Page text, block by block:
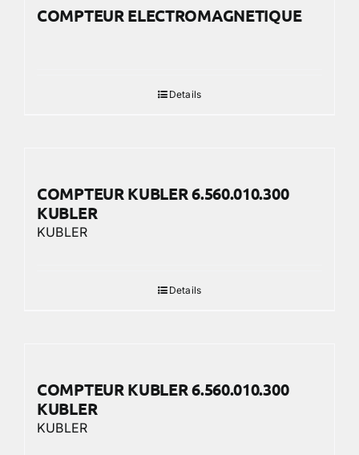
COMPTEUR ELECTROMAGNETIQUE
Details
COMPTEUR KUBLER 6.560.010.300
KUBLER
KUBLER
Details
COMPTEUR KUBLER 6.560.010.300
KUBLER
KUBLER